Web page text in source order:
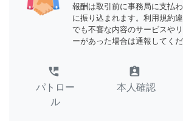
報酬は取引前に事務局に支払
に振り込まれます。利用規約
でも不審な内容のサービスや
ーがあった場合は通報してくだ
perm_phone_msg
パトロー
ル
assignment_ind
本人確認